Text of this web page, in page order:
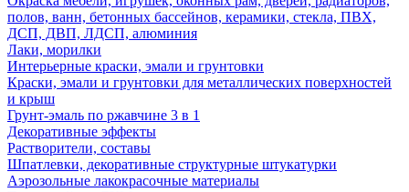
полов, ванн, бетонных бассейнов, керамики, стекла, ПВХ,
ДСП, ДВП, ЛДСП, алюминия
Лаки, морилки
Интерьерные краски, эмали и грунтовки
Краски, эмали и грунтовки для металлических поверхностей
и крыш
Грунт-эмаль по ржавчине 3 в 1
Декоративные эффекты
Растворители, составы
Шпатлевки, декоративные структурные штукатурки
Аэрозольные лакокрасочные материалы